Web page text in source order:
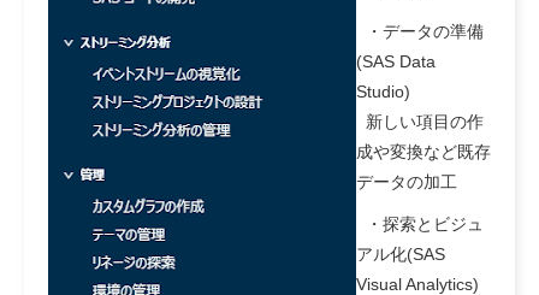
・データの準備
(SAS Data
Studio)
新しい項目の作
成や変換など既存
データの加工
・探索とビジュ
アル化(SAS
Visual Analytics)